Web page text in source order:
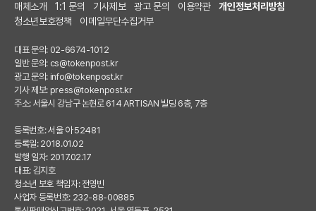
매체소개 1:1 문의 기사제보 광고 문의 이용약관
개인정보처리방침
청소년보호정책
이메일무단수집거부
대표 문의: 02-6674-1012
일반 문의: cs@tokenpost.kr
광고 문의: info@tokenpost.kr
기사 제보: press@tokenpost.kr
주소: 서울시 강남구 논현로 614 ARTISAN 빌딩 6층, 7층
등록번호: 서울 아 52481
등록일: 2018.01.02
발행 일자: 2017.02.17
대표: 김지호
청소년 보호 책임자: 전영빈
사업자 등록번호: 232-88-00885